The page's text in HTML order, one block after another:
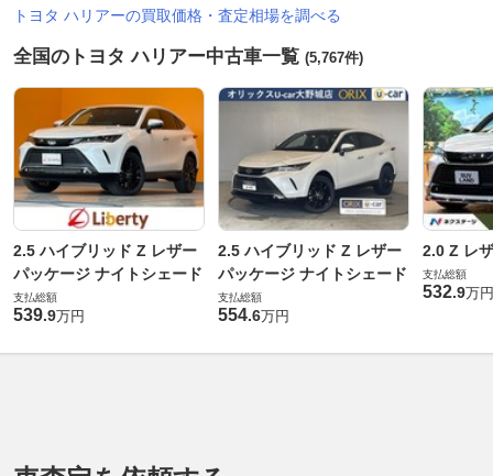
トヨタ ハリアーの買取価格・査定相場を調べる
全国のトヨタ ハリアー中古車一覧 (5,767件)
2.5 ハイブリッド Z レザー
パッケージ ナイトシェード
支払総額
539.9万円
2.5 ハイブリッド Z レザー
パッケージ ナイトシェード
支払総額
554.6万円
2.0 Z レ
支払総額
532.9万円